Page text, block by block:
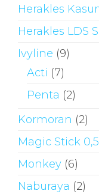
Herakles
Herakles LDS
Ivyline (9)
Acti (7)
Penta (2)
Kormoran (2)
Magic Stick 0,5
Monkey (6)
Naburaya (2)